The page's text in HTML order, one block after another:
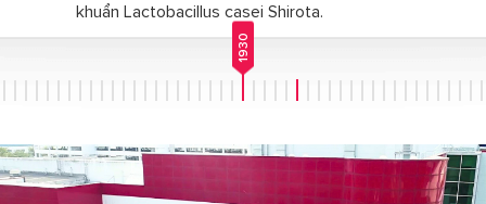
khuẩn Lactobacillus casei Shirota.
1930